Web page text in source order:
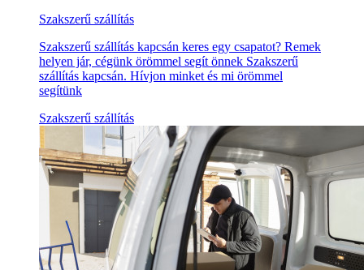
Szakszerű szállítás
Szakszerű szállítás kapcsán keres egy csapatot? Remek
helyen jár, cégünk örömmel segít önnek Szakszerű
szállítás kapcsán. Hívjon minket és mi örömmel
segítünk
Szakszerű szállítás